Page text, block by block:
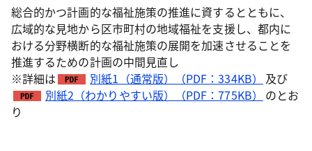
総合的かつ計画的な福祉施策の推進に資するとともに、
広域的な見地から区市町村の地域福祉を支援し、都内に
おける分野横断的な福祉施策の展開を加速させることを
推進するための計画の中間見直し
※詳細は
別紙1（通常版）（PDF：334KB）
及び
別紙2（わかりやすい版）（PDF：775KB）
のとお
り